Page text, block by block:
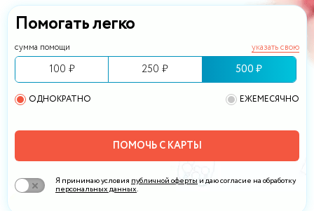
Помогать легко
сумма помощи указать свою
100 ₽ 250 ₽ 500 ₽
ОДНОКРАТНО ЕЖЕМЕСЯЧНО
ПОМОЧЬ С КАРТЫ
Я принимаю условияпубличной офертыи даю согласие на обработку
персональных данных.